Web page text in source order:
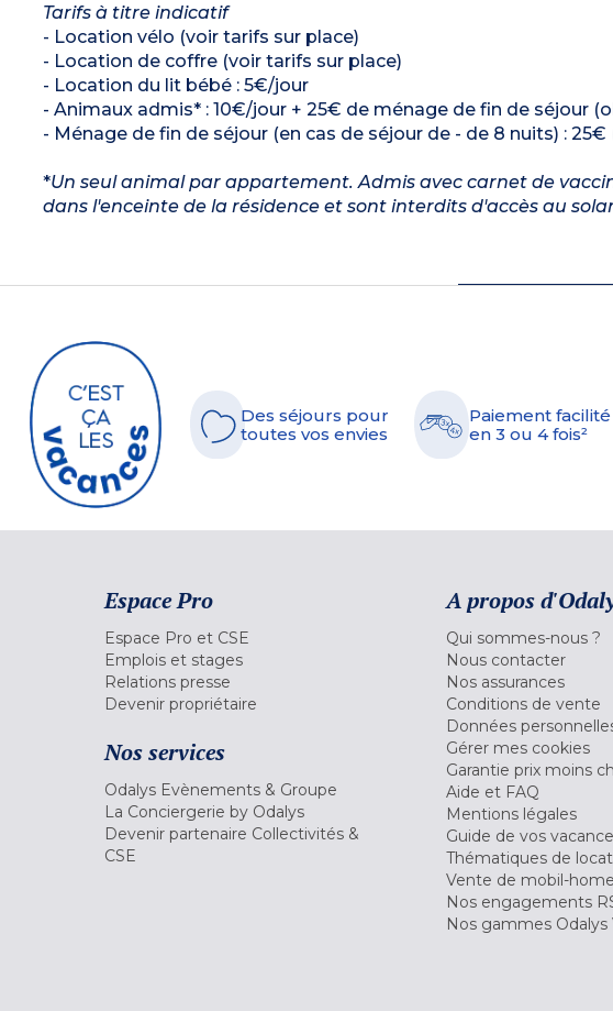
Tarifs à titre indicatif
- Location vélo (voir tarifs sur place)
- Location de coffre (voir tarifs sur place)
- Location du lit bébé : 5€/jour
- Animaux admis* : 10€/jour + 25€ de ménage de fin de séjour
- Ménage de fin de séjour (en cas de séjour de - de 8 nuits) :
*Un seul animal par appartement. Admis avec carnet de
dans l'enceinte de la résidence et sont interdits d'accès au
Des séjours pour
toutes vos envies
Paiement facilité
en 3 ou 4 fois²
Espace Pro
Espace Pro et CSE
Emplois et stages
Relations presse
Devenir propriétaire
Nos services
Odalys Evènements & Groupe
La Conciergerie by Odalys
Devenir partenaire Collectivités &
CSE
A propos
Qui sommes-nous ?
Nous contacter
Nos assurances
Conditions de vente
Données
Gérer mes cookies
Garantie prix moins
Aide et FAQ
Mentions légales
Guide de vos
Thématiques de
Vente de mobil-home
Nos engagements
Nos gammes Odalys